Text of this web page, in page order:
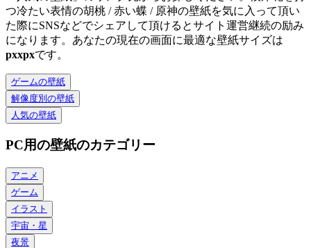
つ冷たい表情の胡桃 / 赤い蝶 / 原神の壁紙を気に入って頂い
た際にSNSなどでシェアして頂けるとサイト運営継続の励み
になります。あなたの現在の画面に最適な壁紙サイズは
pxxpxです。
ゲームの壁紙
解像度別の壁紙
人気の壁紙
PC用の壁紙のカテゴリー
アニメ
ゲーム
イラスト
宇宙・星
夜景